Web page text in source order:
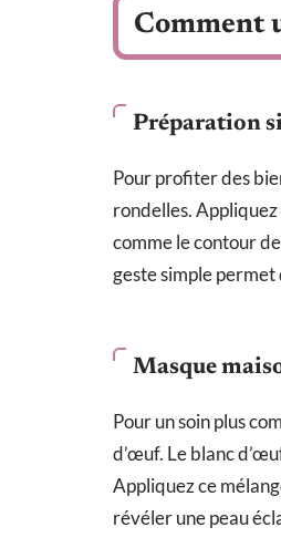
Comment
Préparation
Pour profiter des
rondelles. Appliquez
comme le contour
geste simple
Masque
Pour un soin plus
d’œuf. Le blanc
Appliquez ce
révéler une peau